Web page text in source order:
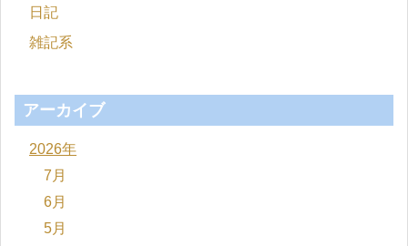
日記
雑記系
アーカイブ
2026年
7月
6月
5月